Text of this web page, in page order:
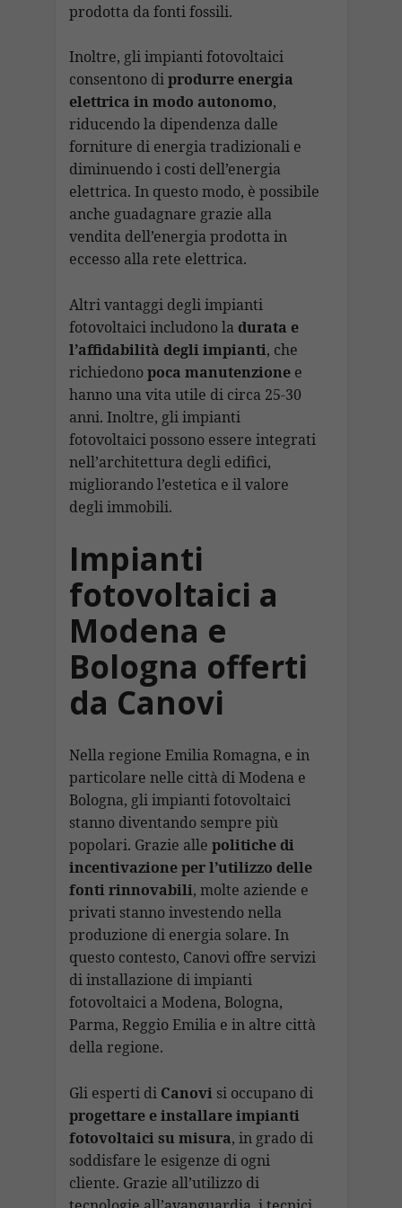
prodotta da fonti fossili.
Inoltre, gli impianti fotovoltaici
consentono diprodurre energia
elettrica in modo autonomo,
riducendo la dipendenza dalle
forniture di energia tradizionali e
diminuendo i costi dell’energia
elettrica. In questo modo, è possibile
anche guadagnare grazie alla
vendita dell’energia prodotta in
eccesso alla rete elettrica.
Altri vantaggi degli impianti
fotovoltaici includono la durata e
l’affidabilità degli impianti, che
richiedonopoca manutenzionee
hanno una vita utile di circa 25-30
anni. Inoltre, gli impianti
fotovoltaici possono essere integrati
nell’architettura degli edifici,
migliorando l’estetica e il valore
degli immobili.
Impianti
fotovoltaici a
Modena e
Bologna offerti
da Canovi
Nella regione Emilia Romagna, e in
particolare nelle città di Modena e
Bologna, gli impianti fotovoltaici
stanno diventando sempre più
popolari. Grazie alle politiche di
incentivazione per l’utilizzo delle
fonti rinnovabili, molte aziende e
privati stanno investendo nella
produzione di energia solare. In
questo contesto, Canovi offre servizi
di installazione di impianti
fotovoltaici a Modena, Bologna,
Parma, Reggio Emilia e in altre città
della regione.
Gli esperti di Canovisi occupano di
progettare e installare impianti
fotovoltaici su misura, in grado di
soddisfare le esigenze di ogni
cliente. Grazie all’utilizzo di